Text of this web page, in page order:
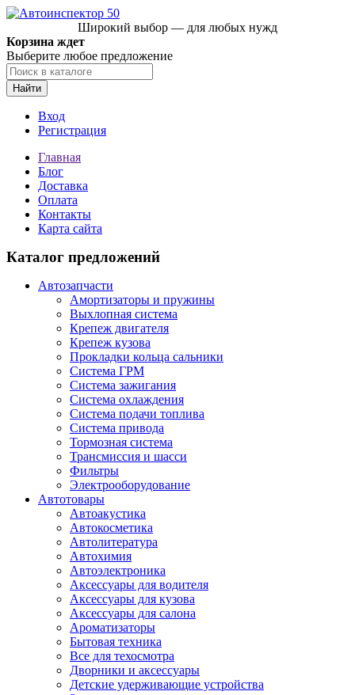
Широкий выбор — для любых нужд
Корзина ждет
Выберите любое предложение
Найти
Вход
Регистрация
Главная
Блог
Доставка
Оплата
Контакты
Карта сайта
Каталог предложений
Автозапчасти
Амортизаторы и пружины
Выхлопная система
Крепеж двигателя
Крепеж кузова
Прокладки кольца сальники
Система ГРМ
Система зажигания
Система охлаждения
Система подачи топлива
Система привода
Тормозная система
Трансмиссия и шасси
Фильтры
Электрооборудование
Автотовары
Автоакустика
Автокосметика
Автолитература
Автохимия
Автоэлектроника
Аксессуары для водителя
Аксессуары для кузова
Аксессуары для салона
Ароматизаторы
Бытовая техника
Все для техосмотра
Дворники и аксессуары
Детские удерживающие устройства